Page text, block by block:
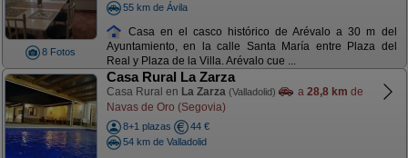
8 Fotos
55 km de Ávila
Casa en el casco histórico de Arévalo a 30 m del
Ayuntamiento, en la calle Santa María entre Plaza del
Real y Plaza de la Villa. Arévalo cue ...
Casa Rural La Zarza
Casa Rural en La Zarza (Valladolid) a 28,8 km de
Navas de Oro (Segovia)
8+1 plazas
44 €
54 km de Valladolid